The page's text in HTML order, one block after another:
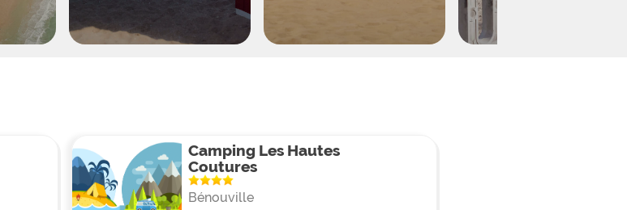
Camping Les Hautes
Coutures
Bénouville